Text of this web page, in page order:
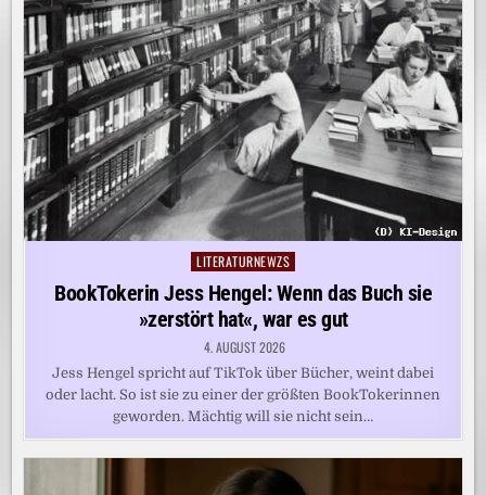
Posted
LITERATURNEWZS
BookTokerin Jess Hengel: Wenn das Buch sie
»zerstört hat«, war es gut
4. AUGUST 2026
Jess Hengel spricht auf TikTok über Bücher, weint dabei
oder lacht. So ist sie zu einer der größten BookTokerinnen
geworden. Mächtig will sie nicht sein…